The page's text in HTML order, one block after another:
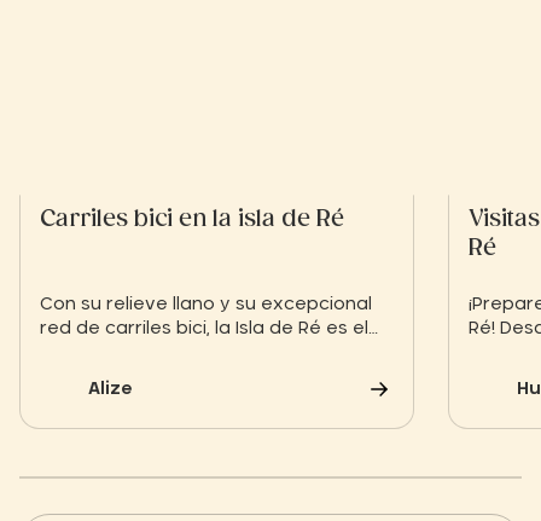
Carriles bici en la isla de Ré
Con su relieve llano y su excepcional
red de carriles bici, la Isla de Ré es el
Lejos del tráfico, recorra las salinas,
atraviese los pueblos de fachadas
ritmo, sin prisas.
Alize
Ré
Ré!
Village.